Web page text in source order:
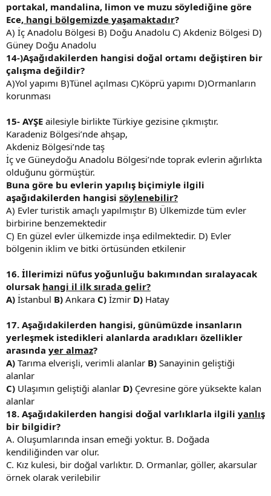
portakal, mandalina, limon ve muzu söylediğine göre
Ece, hangi bölgemizde yaşamaktadır?
A) İç Anadolu Bölgesi B) Doğu Anadolu C) Akdeniz Bölgesi D)
Güney Doğu Anadolu
14-)Aşağıdakilerden hangisi doğal ortamı değiştiren bir
çalışma değildir?
A)Yol yapımı B)Tünel açılması C)Köprü yapımı D)Ormanların
korunması
15- AYŞE ailesiyle birlikte Türkiye gezisine çıkmıştır.
Karadeniz Bölgesi’nde ahşap,
Akdeniz Bölgesi’nde taş
İç ve Güneydoğu Anadolu Bölgesi’nde toprak evlerin ağırlıkta
olduğunu görmüştür.
Buna göre bu evlerin yapılış biçimiyle ilgili
aşağıdakilerden hangisi söylenebilir?
A) Evler turistik amaçlı yapılmıştır B) Ülkemizde tüm evler
birbirine benzemektedir
C) En güzel evler ülkemizde inşa edilmektedir. D) Evler
bölgenin iklim ve bitki örtüsünden etkilenir
16. İllerimizi nüfus yoğunluğu bakımından sıralayacak
olursak hangi il ilk sırada gelir?
A) İstanbul B) Ankara C) İzmir D) Hatay
17. Aşağıdakilerden hangisi, günümüzde insanların
yerleşmek istedikleri alanlarda aradıkları özellikler
arasında yer almaz?
A) Tarıma elverişli, verimli alanlar B) Sanayinin geliştiği
alanlar
C) Ulaşımın geliştiği alanlar D) Çevresine göre yüksekte kalan
alanlar
18. Aşağıdakilerden hangisi doğal varlıklarla ilgili yanlış
bir bilgidir?
A. Oluşumlarında insan emeği yoktur. B. Doğada
kendiliğinden var olur.
C. Kız kulesi, bir doğal varlıktır. D. Ormanlar, göller, akarsular
örnek olarak verilebilir